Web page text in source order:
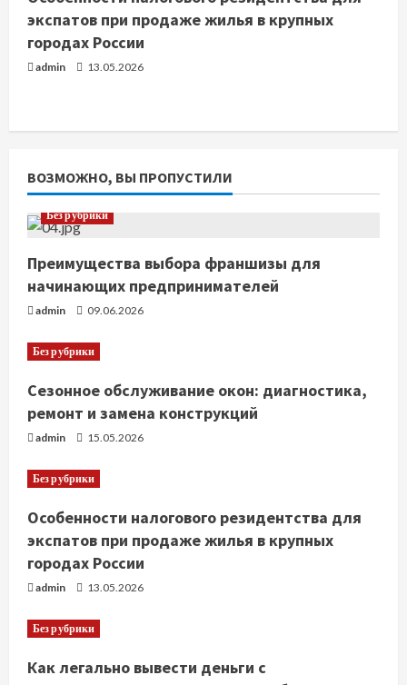
экспатов при продаже жилья в крупных
городах России
admin 13.05.2026
ВОЗМОЖНО, ВЫ ПРОПУСТИЛИ
Без рубрики
Преимущества выбора франшизы для
начинающих предпринимателей
admin 09.06.2026
Без рубрики
Сезонное обслуживание окон: диагностика,
ремонт и замена конструкций
admin 15.05.2026
Без рубрики
Особенности налогового резидентства для
экспатов при продаже жилья в крупных
городах России
admin 13.05.2026
Без рубрики
Как легально вывести деньги с